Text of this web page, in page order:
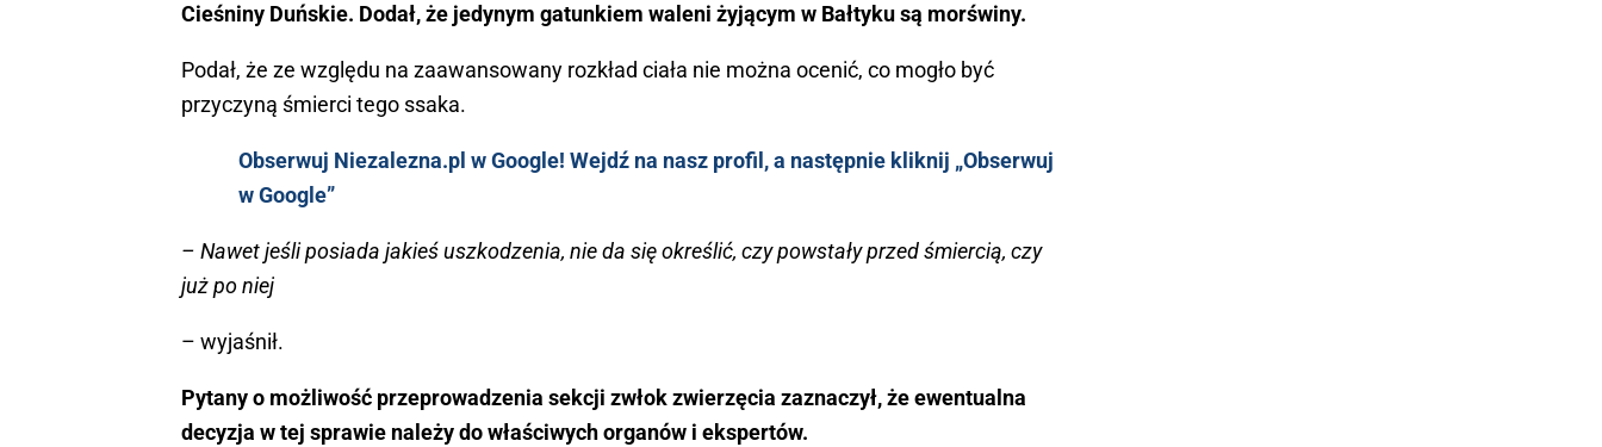
Cieśniny Duńskie. Dodał, że jedynym gatunkiem waleni żyjącym w Bałtyku są morświny.
Podał, że ze względu na zaawansowany rozkład ciała nie można ocenić, co mogło być
przyczyną śmierci tego ssaka.
Obserwuj Niezalezna.pl w Google! Wejdź na nasz profil, a następnie kliknij „Obserwuj
w Google”
– Nawet jeśli posiada jakieś uszkodzenia, nie da się określić, czy powstały przed śmiercią, czy
już po niej
– wyjaśnił.
Pytany o możliwość przeprowadzenia sekcji zwłok zwierzęcia zaznaczył, że ewentualna
decyzja w tej sprawie należy do właściwych organów i ekspertów.